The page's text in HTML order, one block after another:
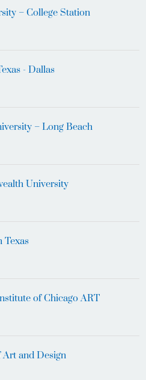
– College Station
- Dallas
– Long Beach
University
Texas
of Chicago ART
Art and Design